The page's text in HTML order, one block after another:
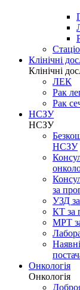
Клінічні
Клінічні
ЛЕК
Рак
Рак
НСЗУ
НСЗУ
НСЗУ
за
УЗД
КТ за
МРТ
Онкологія
Онкологія